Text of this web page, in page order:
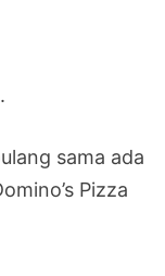
sama ada
Pizza